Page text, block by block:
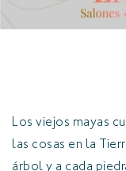
Los viejos mayas
las cosas en la
árbol y a cada